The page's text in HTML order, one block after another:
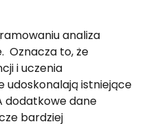
analiza
Oznacza to, że
i uczenia
udoskonalają istniejące
dodatkowe dane
bardziej